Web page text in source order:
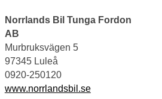
Norrlands Bil Tunga Fordon
AB
Murbruksvägen 5
97345 Luleå
0920-250120
www.norrlandsbil.se